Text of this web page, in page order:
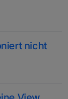
nicht